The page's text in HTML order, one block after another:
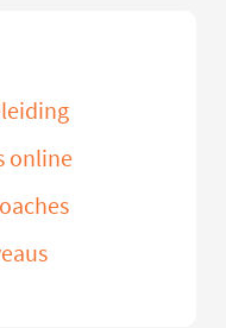
online